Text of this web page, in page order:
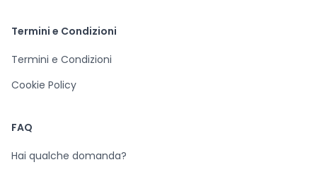
Termini e Condizioni
Termini e Condizioni
Cookie Policy
FAQ
Hai qualche domanda?